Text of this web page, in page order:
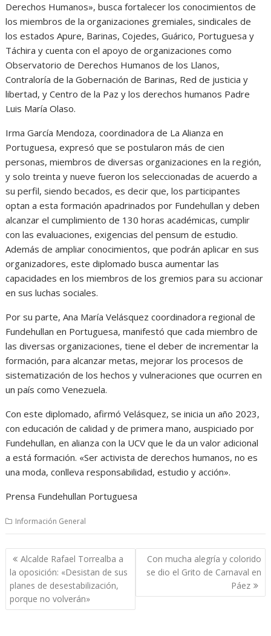
Derechos Humanos», busca fortalecer los conocimientos de
los miembros de la organizaciones gremiales, sindicales de
los estados Apure, Barinas, Cojedes, Guárico, Portuguesa y
Táchira y cuenta con el apoyo de organizaciones como
Observatorio de Derechos Humanos de los Llanos,
Contraloría de la Gobernación de Barinas, Red de justicia y
libertad, y Centro de la Paz y los derechos humanos Padre
Luis María Olaso.
Irma García Mendoza, coordinadora de La Alianza en
Portuguesa, expresó que se postularon más de cien
personas, miembros de diversas organizaciones en la región,
y solo treinta y nueve fueron los seleccionadas de acuerdo a
su perfil, siendo becados, es decir que, los participantes
optan a esta formación apadrinados por Fundehullan y deben
alcanzar el cumplimiento de 130 horas académicas, cumplir
con las evaluaciones, exigencias del pensum de estudio.
Además de ampliar conocimientos, que podrán aplicar en sus
organizadores, este diplomado busca aumentar las
capacidades en los miembros de los gremios para su accionar
en sus luchas sociales.
Por su parte, Ana María Velásquez coordinadora regional de
Fundehullan en Portuguesa, manifestó que cada miembro de
las diversas organizaciones, tiene el deber de incrementar la
formación, para alcanzar metas, mejorar los procesos de
sistematización de los hechos y vulneraciones que ocurren en
un país como Venezuela.
Con este diplomado, afirmó Velásquez, se inicia un año 2023,
con educación de calidad y de primera mano, auspiciado por
Fundehullan, en alianza con la UCV que le da un valor adicional
a está formación. «Ser activista de derechos humanos, no es
una moda, conlleva responsabilidad, estudio y acción».
Prensa Fundehullan Portuguesa
Información General
Navegación
de
entradas
Alcalde Rafael Torrealba a
la oposición: «Desistan de sus
planes de desestabilización,
porque no volverán»
Con mucha alegría y colorido
se dio el Grito de Carnaval en
Páez